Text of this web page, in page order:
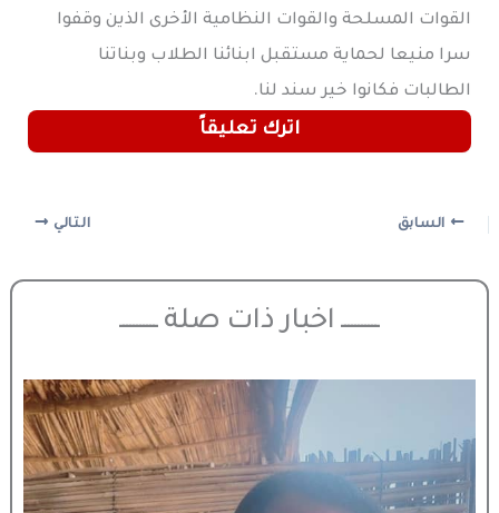
القوات المسلحة والقوات النظامية الأخرى الذين وقفوا
سرا منيعا لحماية مستقبل ابنائنا الطلاب وبناتنا
الطالبات فكانوا خير سند لنا.
اترك تعليقاً
السابق التالي
ـــــــــــ اخبار ذات صلة ـــــــــــ